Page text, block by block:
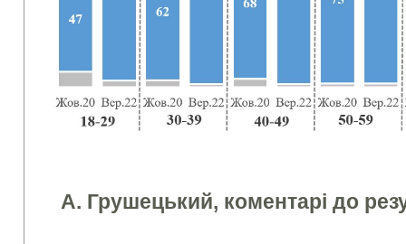
А. Грушецький, коментарі до